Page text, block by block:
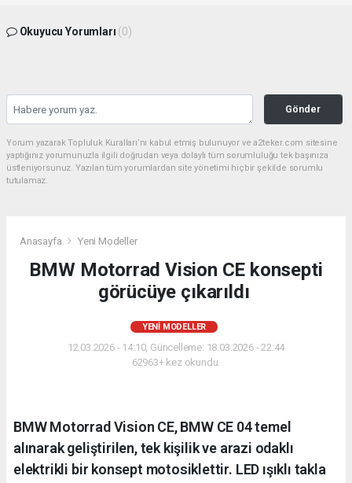
Okuyucu Yorumları (0)
Gönder
Yorum yazarak Topluluk Kuralları’nı kabul etmiş bulunuyor ve a2teker.com sitesine
yaptığınız yorumunuzla ilgili doğrudan veya dolaylı tüm sorumluluğu tek başınıza
üstleniyorsunuz. Yazılan tüm yorumlardan site yönetimi hiçbir şekilde sorumlu
tutulamaz.
Anasayfa Yeni Modeller
BMW Motorrad Vision CE konsepti
görücüye çıkarıldı
YENI MODELLER
12.03.2026 - 14:10, Güncelleme: 18.03.2026 - 22:44
62963+ kez okundu.
BMW Motorrad Vision CE, BMW CE 04 temel
alınarak geliştirilen, tek kişilik ve arazi odaklı
elektrikli bir konsept motosiklettir. LED ışıklı takla